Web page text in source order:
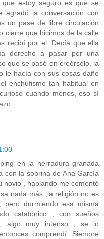
estoy seguro es que se
la conversación con
un pase de libre circulación
cierre que hicimos de la calle
recibí por el. Decía que ella
derecho a pasar por una
que se pasó en creérselo, la
le hacía con sus cosas daño
enchufismo tan habitual en
cuando menos, eso sí
en la herradura granada
con la sobrina de Ana García
novio , hablando me comentó
nada más ,la religión no es
durmiendo esa misma
catatónico , con sueños
, algo muy intenso , se lo
comprendí. Siempre